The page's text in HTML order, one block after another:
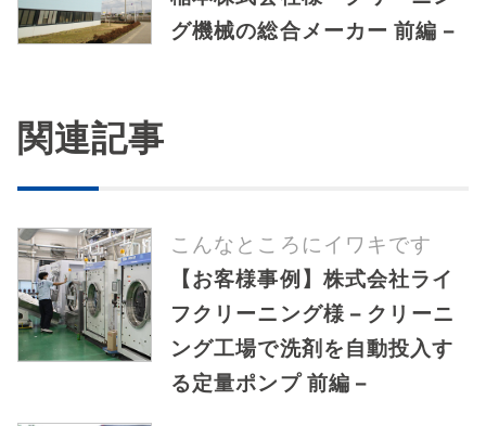
グ機械の総合メーカー 前編 –
関連記事
こんなところにイワキです
【お客様事例】株式会社ライ
フクリーニング様 – クリーニ
ング工場で洗剤を自動投入す
る定量ポンプ 前編 –